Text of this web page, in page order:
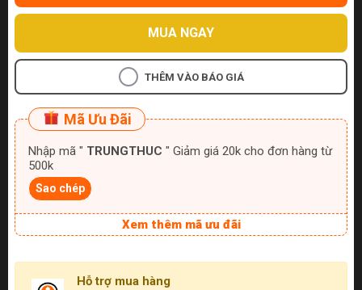
MUA NGAY
THÊM VÀO BÁO GIÁ
Mã Ưu Đãi
Nhập mã " TRUNGTHUC " Giảm giá 20k cho đơn hàng từ
500k
Sao chép
Xem thêm mã ưu đãi
Hỗ trợ mua hàng